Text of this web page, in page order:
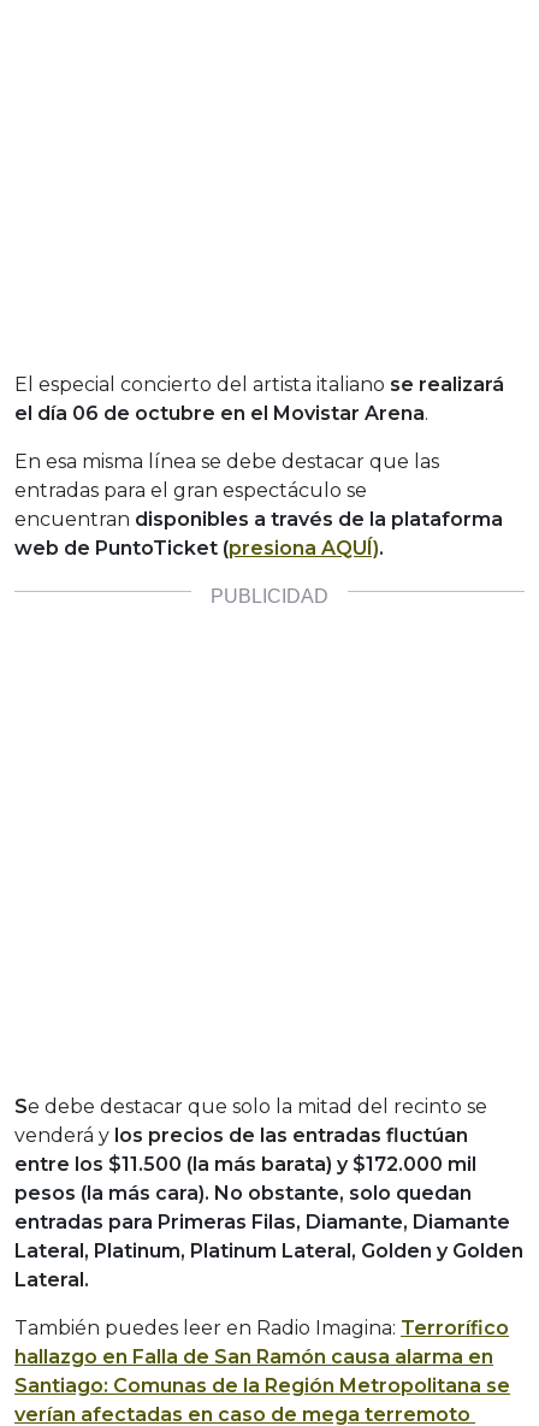
El especial concierto del artista italiano se realizará
el día 06 de octubre en el Movistar Arena.
En esa misma línea se debe destacar que las
entradas para el gran espectáculo se
encuentran disponibles a través de la plataforma
web de PuntoTicket (presiona AQUÍ).
Se debe destacar que solo la mitad del recinto se
venderá y los precios de las entradas fluctúan
entre los $11.500 (la más barata) y $172.000 mil
pesos (la más cara). No obstante, solo quedan
entradas para Primeras Filas, Diamante, Diamante
Lateral, Platinum, Platinum Lateral, Golden y Golden
Lateral.
También puedes leer en Radio Imagina: Terrorífico
hallazgo en Falla de San Ramón causa alarma en
Santiago: Comunas de la Región Metropolitana se
verían afectadas en caso de mega terremoto